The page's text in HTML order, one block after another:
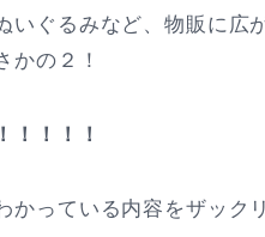
いぐるみなど、物販に広
かの２！
！！！！
かっている内容をザック